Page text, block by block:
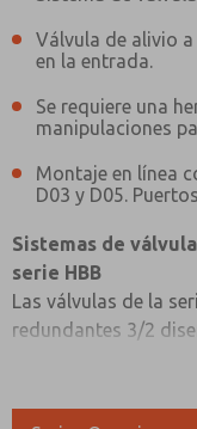
Válvula de alivio
en la entrada.
Se requiere una
manipulaciones
Montaje en línea
D03 y D05.
Sistemas de
serie HBB
Las válvulas de la
redundantes 3/2
necesidades y
equipados con
Correo